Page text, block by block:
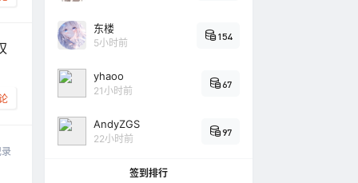
东楼
5小时前
154
yhaoo
21小时前
67
AndyZGS
22小时前
97
签到排行